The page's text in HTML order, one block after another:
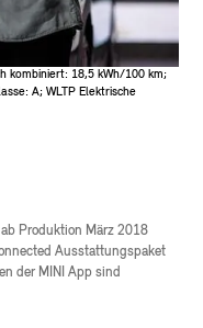
kombiniert: 18,5 kWh/100 km;
A; WLTP Elektrische
Produktion März 2018
Ausstattungspaket
der MINI App sind